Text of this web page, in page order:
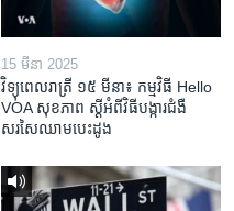
15 មីនា 2025
វិទ្យុពេលរាត្រី ១៥ មីនា៖ កម្មវិធី ​Hello
VOA សុខភាព ស្ដី​អំពី​វិធី​បង្ការ​ជំងឺ​
សរសៃ​ឈាម​បេះដូង